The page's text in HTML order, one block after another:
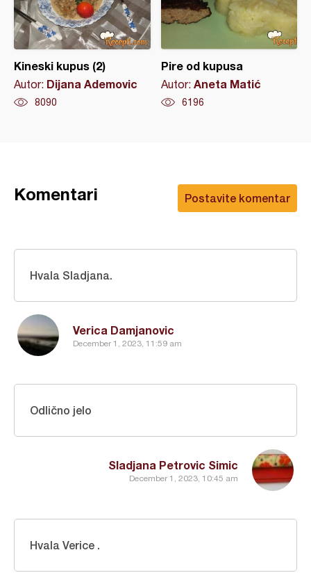
Kineski kupus (2)
Autor: Dijana Ademovic
8090
Pire od kupusa
Autor: Aneta Matić
6196
Postavite komentar
Komentari
Verica Damjanovic
December 1, 2023, 11:59 am
Hvala Sladjana.
Sladjana Petrovic Simic
December 1, 2023, 10:45 am
Odlično jelo
Hvala Verice .